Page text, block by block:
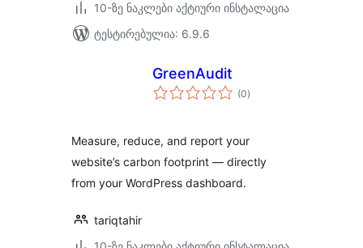
10-ზე ნაკლები აქტიური ინსტალაცია
ტესტირებულია: 6.9.6
GreenAudit
(0საერთო
რეიტინგი
)
Measure, reduce, and report your
website’s carbon footprint — directly
from your WordPress dashboard.
tariqtahir